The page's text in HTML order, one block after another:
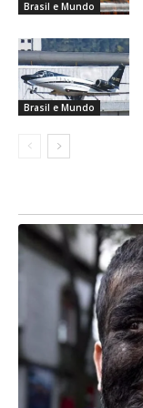
Brasil e Mundo
Brasil e Mundo